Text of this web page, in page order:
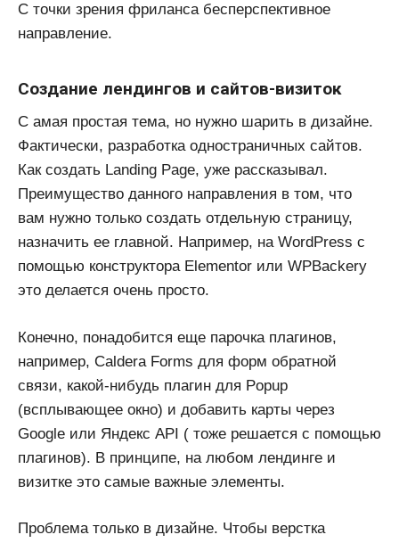
С точки зрения фриланса бесперспективное
направление.
Создание лендингов и сайтов-визиток
С амая простая тема, но нужно шарить в дизайне.
Фактически, разработка одностраничных сайтов.
Как создать Landing Page, уже рассказывал.
Преимущество данного направления в том, что
вам нужно только создать отдельную страницу,
назначить ее главной. Например, на WordPress с
помощью конструктора Elementor или WPBackery
это делается очень просто.
Конечно, понадобится еще парочка плагинов,
например, Caldera Forms для форм обратной
связи, какой-нибудь плагин для Popup
(всплывающее окно) и добавить карты через
Google или Яндекс API ( тоже решается с помощью
плагинов). В принципе, на любом лендинге и
визитке это самые важные элементы.
Проблема только в дизайне. Чтобы верстка